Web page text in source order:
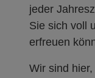
jeder
Sie sich voll
erfreuen
Wir sind